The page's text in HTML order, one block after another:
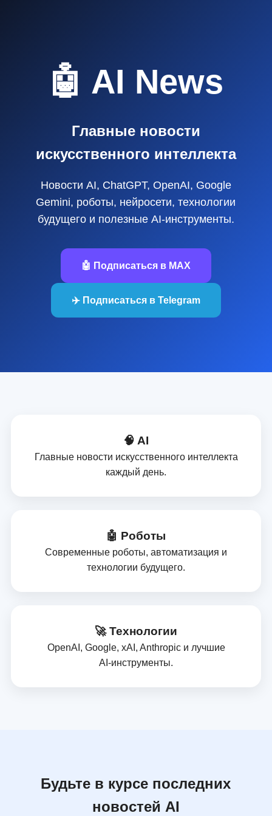
🤖 AI News
Главные новости
искусственного интеллекта
Новости AI, ChatGPT, OpenAI, Google
Gemini, роботы, нейросети, технологии
будущего и полезные AI‑инструменты.
🤖 Подписаться в MAX
✈️ Подписаться в Telegram
🧠 AI
Главные новости искусственного интеллекта
каждый день.
🤖 Роботы
Современные роботы, автоматизация и
технологии будущего.
🚀 Технологии
OpenAI, Google, xAI, Anthropic и лучшие
AI‑инструменты.
Будьте в курсе последних
новостей AI